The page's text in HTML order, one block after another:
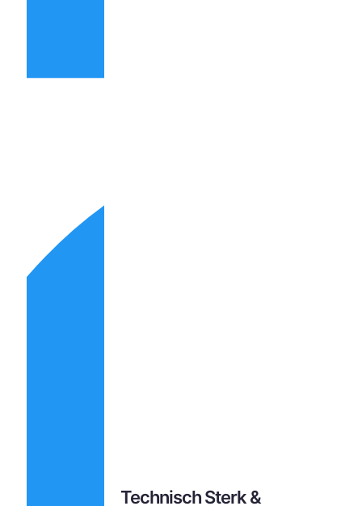
Technisch Sterk &